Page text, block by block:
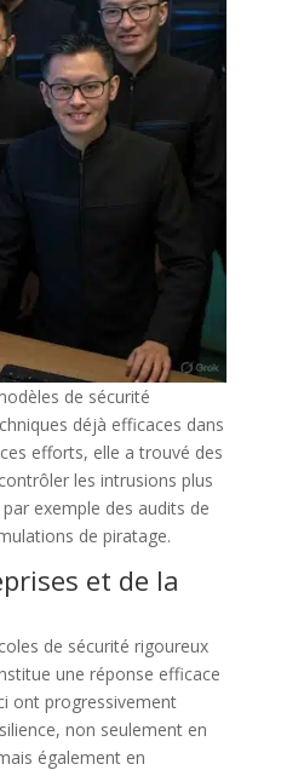
de sécurité
déjà efficaces dans
efforts, elle a trouvé des
les intrusions plus
exemple des audits de
de piratage.
et de la
de sécurité rigoureux
une réponse efficace
ont progressivement
non seulement en
également en